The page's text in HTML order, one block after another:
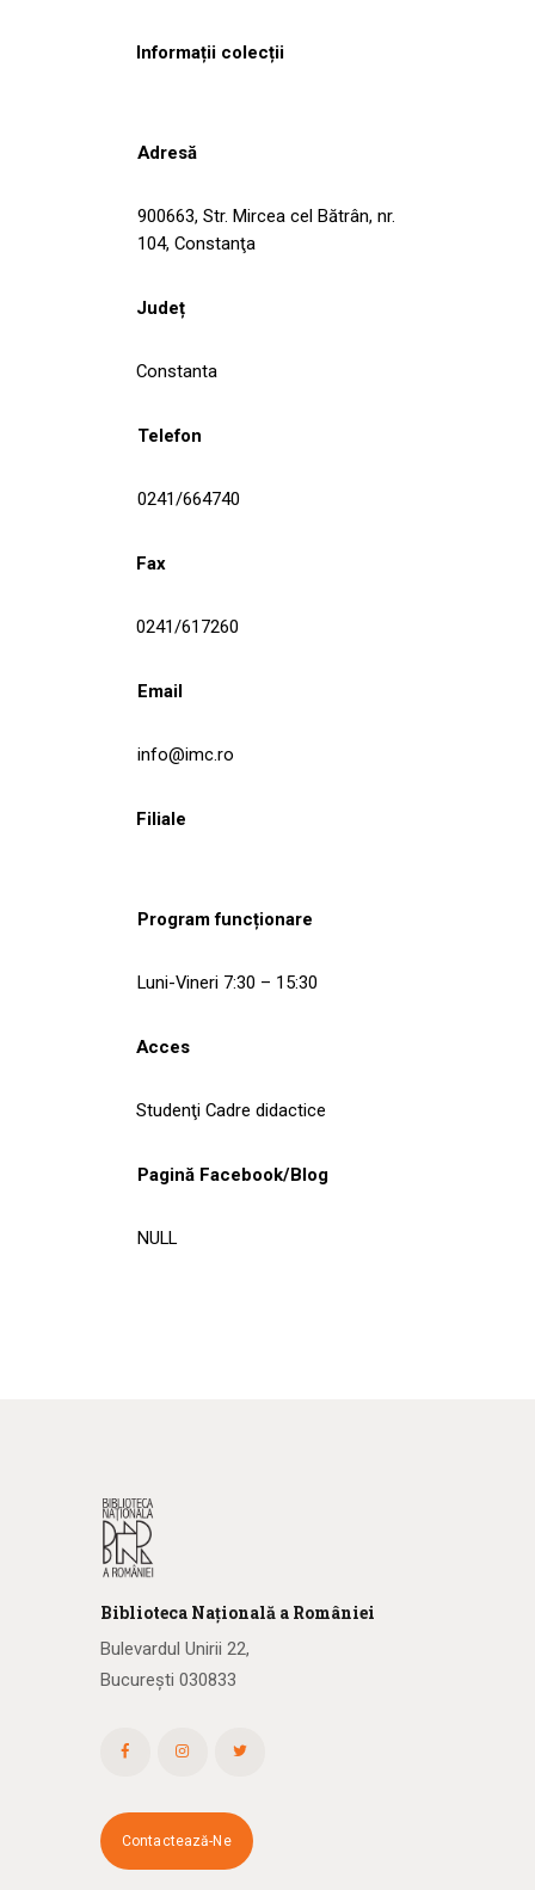
Informații colecții
Adresă
900663, Str. Mircea cel Bătrân, nr.
104, Constanţa
Județ
Constanta
Telefon
0241/664740
Fax
0241/617260
Email
info@imc.ro
Filiale
Program funcționare
Luni-Vineri 7:30 – 15:30
Acces
Studenţi Cadre didactice
Pagină Facebook/Blog
NULL
Biblioteca Națională a României
Bulevardul Unirii 22,
București 030833
Contactează-Ne